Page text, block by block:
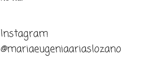
Instagram
@mariaeugeniaariaslozano